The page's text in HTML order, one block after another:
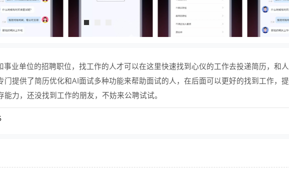
事业单位的招聘职位，找工作的人才可以在这里快速找到心仪的工作去投递简历，和人
门提供了简历优化和AI面试多种功能来帮助面试的人，在后面可以更好的找到工作，提
力，还没找到工作的朋友，不妨来公聘试试。